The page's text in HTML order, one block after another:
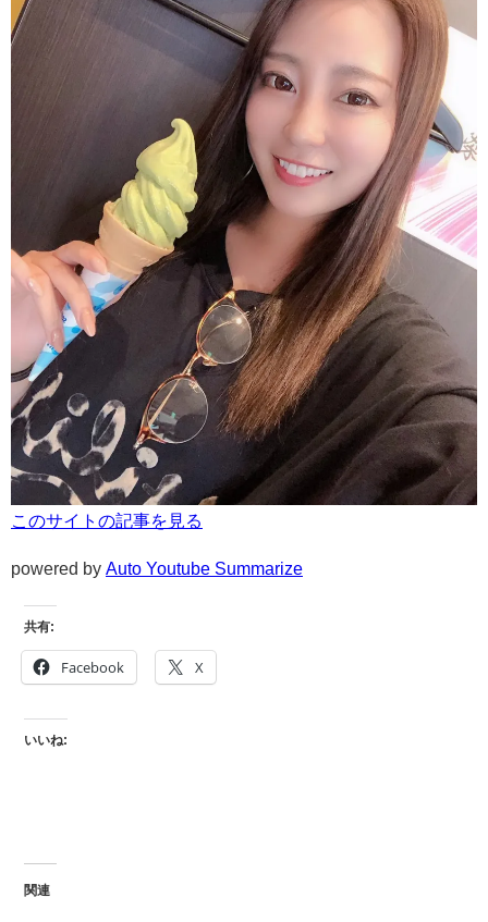
このサイトの記事を見る
powered by Auto Youtube Summarize
共有:
Facebook X
いいね:
関連